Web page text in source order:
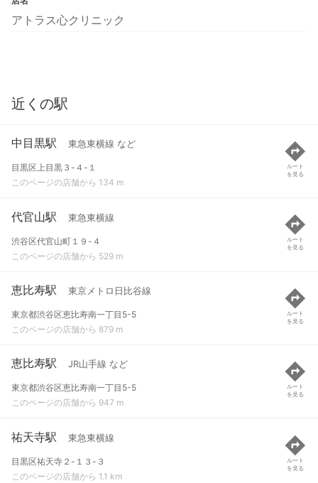
アトラス心クリニック
近くの駅
中目黒駅 東急東横線 など
目黒区上目黒３-４-１
このページの店舗から 134 m
ルート
を見る
代官山駅 東急東横線
渋谷区代官山町１９-４
このページの店舗から 529 m
ルート
を見る
恵比寿駅 東京メトロ日比谷線
東京都渋谷区恵比寿南一丁目5-5
このページの店舗から 879 m
ルート
を見る
恵比寿駅 JR山手線 など
東京都渋谷区恵比寿南一丁目5-5
このページの店舗から 947 m
ルート
を見る
祐天寺駅 東急東横線
目黒区祐天寺２-１３-３
このページの店舗から 1.1 km
ルート
を見る